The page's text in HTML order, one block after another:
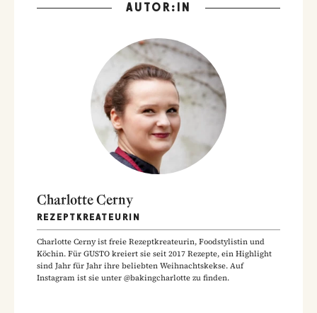
AUTOR:IN
Charlotte Cerny
REZEPTKREATEURIN
Charlotte Cerny ist freie Rezeptkreateurin, Foodstylistin und
Köchin. Für GUSTO kreiert sie seit 2017 Rezepte, ein Highlight
sind Jahr für Jahr ihre beliebten Weihnachtskekse. Auf
Instagram ist sie unter @bakingcharlotte zu finden.